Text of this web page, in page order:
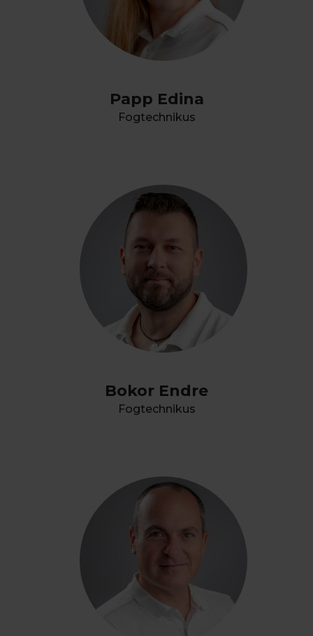
Papp Edina
Fogtechnikus
Bokor Endre
Fogtechnikus